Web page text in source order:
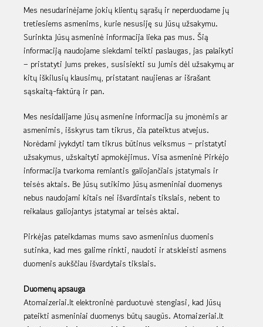
Mes nesudarinėjame jokių klientų sąrašų ir neperduodame jų
tretiesiems asmenims, kurie nesusiję su Jūsų užsakymu.
Surinkta Jūsų asmeninė informacija lieka pas mus. Šią
informaciją naudojame siekdami teikti paslaugas, jas palaikyti
– pristatyti Jums prekes, susisiekti su Jumis dėl užsakymų ar
kitų iškilusių klausimų, pristatant naujienas ar išrašant
sąskaitą-faktūrą ir pan.
Mes nesidalijame Jūsų asmenine informacija su įmonėmis ar
asmenimis, išskyrus tam tikrus, čia pateiktus atvejus.
Norėdami įvykdyti tam tikrus būtinus veiksmus – pristatyti
užsakymus, užskaityti apmokėjimus. Visa asmeninė Pirkėjo
informacija tvarkoma remiantis galiojančiais įstatymais ir
teisės aktais. Be Jūsų sutikimo Jūsų asmeniniai duomenys
nebus naudojami kitais nei išvardintais tikslais, nebent to
reikalaus galiojantys įstatymai ar teisės aktai.
Pirkėjas pateikdamas mums savo asmeninius duomenis
sutinka, kad mes galime rinkti, naudoti ir atskleisti asmens
duomenis aukščiau išvardytais tikslais.
Duomenų apsauga
Atomaizeriai.lt elektroninė parduotuvė stengiasi, kad Jūsų
pateikti asmeniniai duomenys būtų saugūs. Atomaizeriai.lt